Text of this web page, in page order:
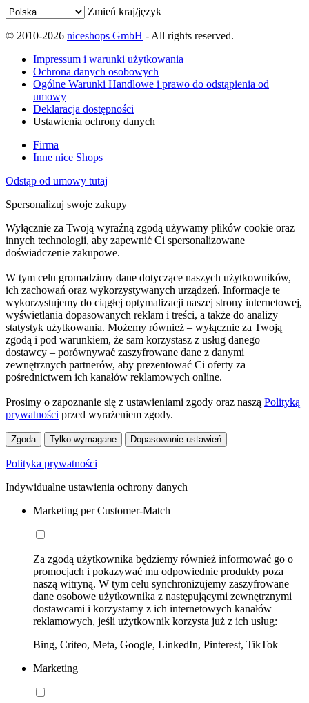
Zmień kraj/język
© 2010-2026 niceshops GmbH - All rights reserved.
Impressum i warunki użytkowania
Ochrona danych osobowych
Ogólne Warunki Handlowe i prawo do odstąpienia od
umowy
Deklaracja dostępności
Ustawienia ochrony danych
Firma
Inne nice Shops
Odstąp od umowy tutaj
Spersonalizuj swoje zakupy
Wyłącznie za Twoją wyraźną zgodą używamy plików cookie oraz
innych technologii, aby zapewnić Ci spersonalizowane
doświadczenie zakupowe.
W tym celu gromadzimy dane dotyczące naszych użytkowników,
ich zachowań oraz wykorzystywanych urządzeń. Informacje te
wykorzystujemy do ciągłej optymalizacji naszej strony internetowej,
wyświetlania dopasowanych reklam i treści, a także do analizy
statystyk użytkowania. Możemy również – wyłącznie za Twoją
zgodą i pod warunkiem, że sam korzystasz z usług danego
dostawcy – porównywać zaszyfrowane dane z danymi
zewnętrznych partnerów, aby prezentować Ci oferty za
pośrednictwem ich kanałów reklamowych online.
Prosimy o zapoznanie się z ustawieniami zgody oraz naszą Polityką
prywatności przed wyrażeniem zgody.
Zgoda Tylko wymagane Dopasowanie ustawień
Polityka prywatności
Indywidualne ustawienia ochrony danych
Marketing per Customer-Match
Za zgodą użytkownika będziemy również informować go o
promocjach i pokazywać mu odpowiednie produkty poza
naszą witryną. W tym celu synchronizujemy zaszyfrowane
dane osobowe użytkownika z następującymi zewnętrznymi
dostawcami i korzystamy z ich internetowych kanałów
reklamowych, jeśli użytkownik korzysta już z ich usług:
Bing, Criteo, Meta, Google, LinkedIn, Pinterest, TikTok
Marketing